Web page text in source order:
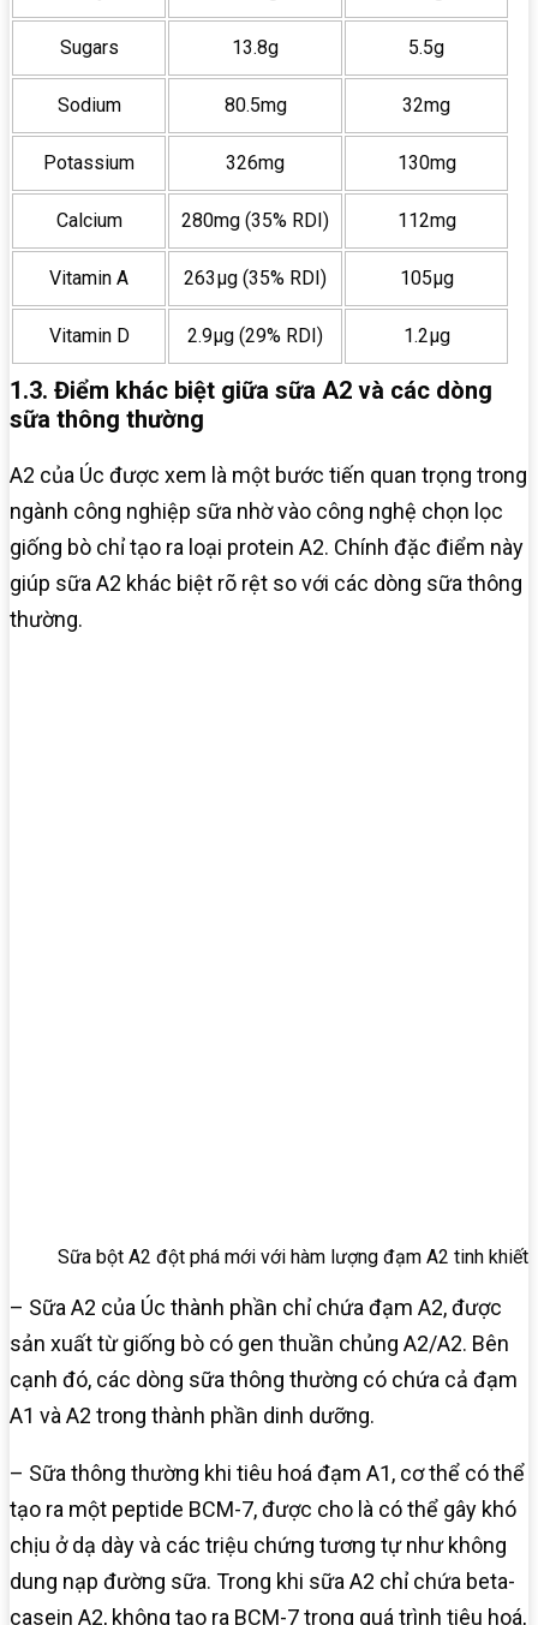
Sugars 13.8g 5.5g
Sodium 80.5mg 32mg
Potassium 326mg 130mg
Calcium 280mg (35% RDI) 112mg
Vitamin A 263µg (35% RDI) 105µg
Vitamin D 2.9µg (29% RDI) 1.2µg
1.3. Điểm khác biệt giữa sữa A2 và các dòng
sữa thông thường
A2 của Úc được xem là một bước tiến quan trọng trong
ngành công nghiệp sữa nhờ vào công nghệ chọn lọc
giống bò chỉ tạo ra loại protein A2. Chính đặc điểm này
giúp sữa A2 khác biệt rõ rệt so với các dòng sữa thông
thường.
Sữa bột A2 đột phá mới với hàm lượng đạm A2 tinh khiết
– Sữa A2 của Úc thành phần chỉ chứa đạm A2, được
sản xuất từ giống bò có gen thuần chủng A2/A2. Bên
cạnh đó, các dòng sữa thông thường có chứa cả đạm
A1 và A2 trong thành phần dinh dưỡng.
– Sữa thông thường khi tiêu hoá đạm A1, cơ thể có thể
tạo ra một peptide BCM-7, được cho là có thể gây khó
chịu ở dạ dày và các triệu chứng tương tự như không
dung nạp đường sữa. Trong khi sữa A2 chỉ chứa beta-
casein A2, không tạo ra BCM-7 trong quá trình tiêu hoá,